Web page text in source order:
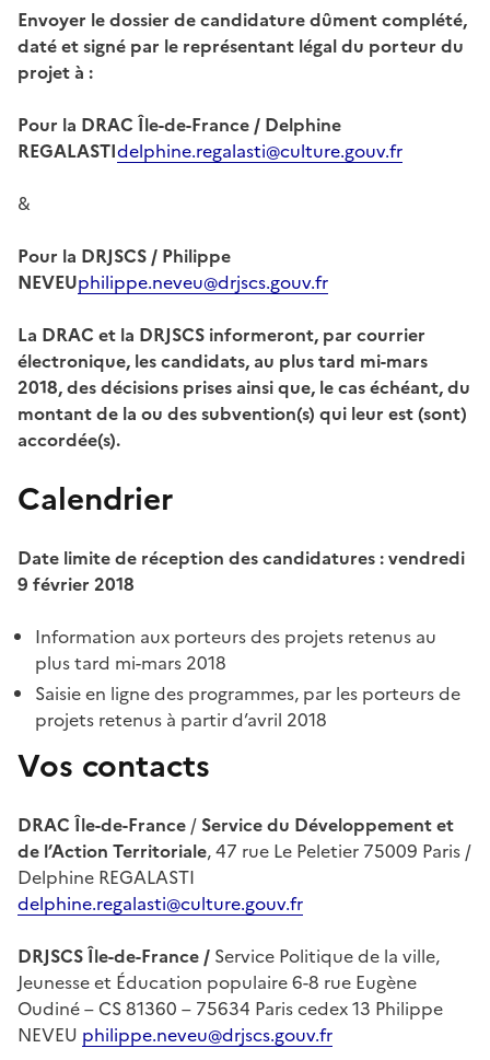
Envoyer le dossier de candidature dûment complété,
daté et signé par le représentant légal du porteur du
projet à :
Pour la DRAC Île-de-France / Delphine
REGALASTIdelphine.regalasti@culture.gouv.fr
&
Pour la DRJSCS / Philippe
NEVEUphilippe.neveu@drjscs.gouv.fr
La DRAC et la DRJSCS informeront, par courrier
électronique, les candidats, au plus tard mi-mars
2018, des décisions prises ainsi que, le cas échéant, du
montant de la ou des subvention(s) qui leur est (sont)
accordée(s).
Calendrier
Date limite de réception des candidatures : vendredi
9 février 2018
Information aux porteurs des projets retenus au
plus tard mi-mars 2018
Saisie en ligne des programmes, par les porteurs de
projets retenus à partir d’avril 2018
Vos contacts
DRAC Île-de-France / Service du Développement et
de l’Action Territoriale, 47 rue Le Peletier 75009 Paris /
Delphine REGALASTI
delphine.regalasti@culture.gouv.fr
DRJSCS Île-de-France / Service Politique de la ville,
Jeunesse et Éducation populaire 6-8 rue Eugène
Oudiné – CS 81360 – 75634 Paris cedex 13 Philippe
NEVEU philippe.neveu@drjscs.gouv.fr